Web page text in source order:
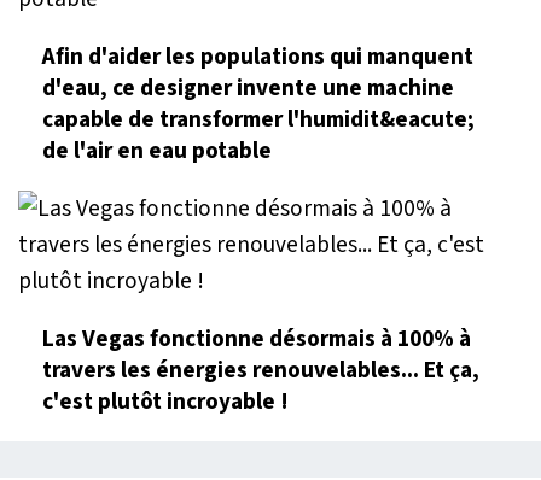
Afin d'aider les populations qui manquent
d'eau, ce designer invente une machine
capable de transformer l'humidit&eacute;
de l'air en eau potable
Las Vegas fonctionne désormais à 100% à
travers les énergies renouvelables... Et ça,
c'est plutôt incroyable !